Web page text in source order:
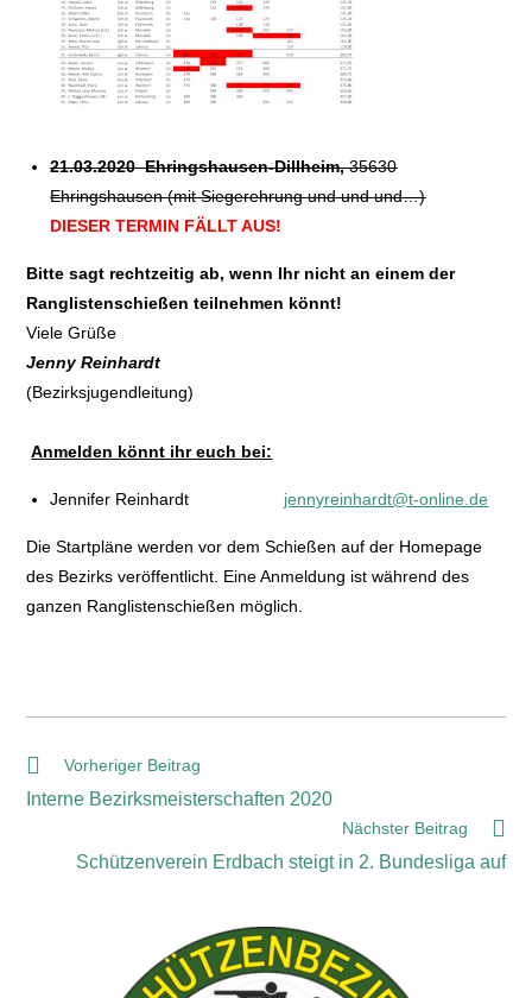
21.03.2020 Ehringshausen-Dillheim,35630
Ehringshausen (mit Siegerehrung und und und…)
DIESER TERMIN FÄLLT AUS!
Bitte sagt rechtzeitig ab, wenn Ihr nicht an einem der
Ranglistenschießen teilnehmen könnt!
Viele Grüße
Jenny Reinhardt
(Bezirksjugendleitung)
Anmelden könnt ihr euch bei:
Jennifer Reinhardt jennyreinhardt@t-online.de
Die Startpläne werden vor dem Schießen auf der Homepage
des Bezirks veröffentlicht. Eine Anmeldung ist während des
ganzen Ranglistenschießen möglich.
Vorheriger Beitrag
Interne Bezirksmeisterschaften 2020
Nächster Beitrag
Schützenverein Erdbach steigt in 2. Bundesliga auf